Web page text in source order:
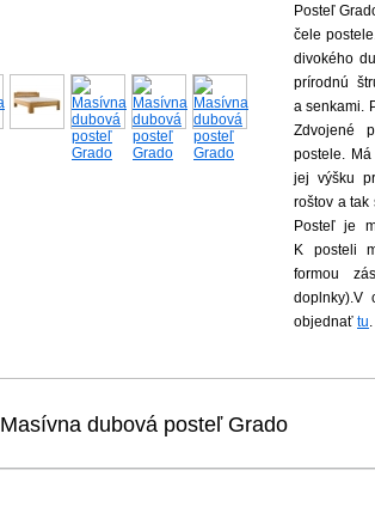
Posteľ
čele
divokého
prírodnú
a senkami.
Zdvojené
postele.
jej výšku
roštov a
Posteľ je
K posteli
formou
doplnky).V
objednať tu.
Masívna dubová posteľ Grado